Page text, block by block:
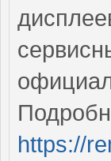
https://